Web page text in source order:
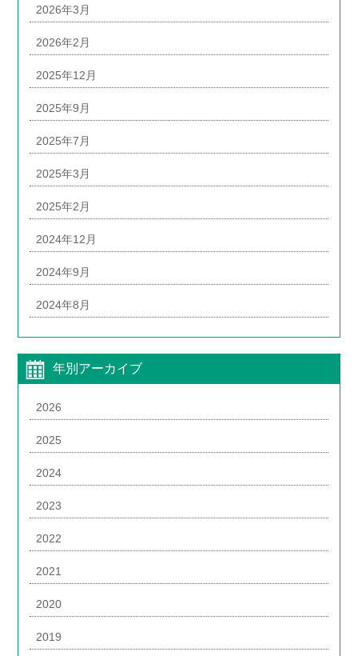
2026年3月
2026年2月
2025年12月
2025年9月
2025年7月
2025年3月
2025年2月
2024年12月
2024年9月
2024年8月
年別アーカイブ
2026
2025
2024
2023
2022
2021
2020
2019